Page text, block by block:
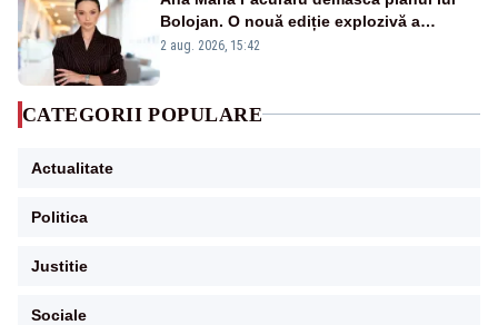
Bolojan. O nouă ediție explozivă a
emisiunii „Miza Zilei” la Realitatea PLUS
2 aug. 2026, 15:42
CATEGORII POPULARE
Actualitate
Politica
Justitie
Sociale